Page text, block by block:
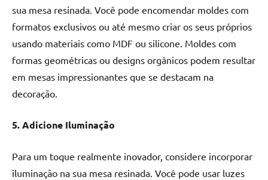
sua mesa resinada. Você pode encomendar moldes com
formatos exclusivos ou até mesmo criar os seus próprios
usando materiais como MDF ou silicone. Moldes com
formas geométricas ou designs orgânicos podem resultar
em mesas impressionantes que se destacam na
decoração.
5. Adicione Iluminação
Para um toque realmente inovador, considere incorporar
iluminação na sua mesa resinada. Você pode usar luzes